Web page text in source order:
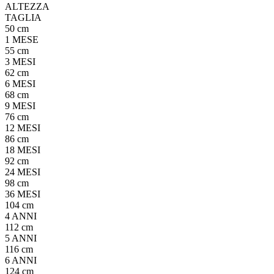
ALTEZZA
TAGLIA
50 cm
1 MESE
55 cm
3 MESI
62 cm
6 MESI
68 cm
9 MESI
76 cm
12 MESI
86 cm
18 MESI
92 cm
24 MESI
98 cm
36 MESI
104 cm
4 ANNI
112 cm
5 ANNI
116 cm
6 ANNI
124 cm